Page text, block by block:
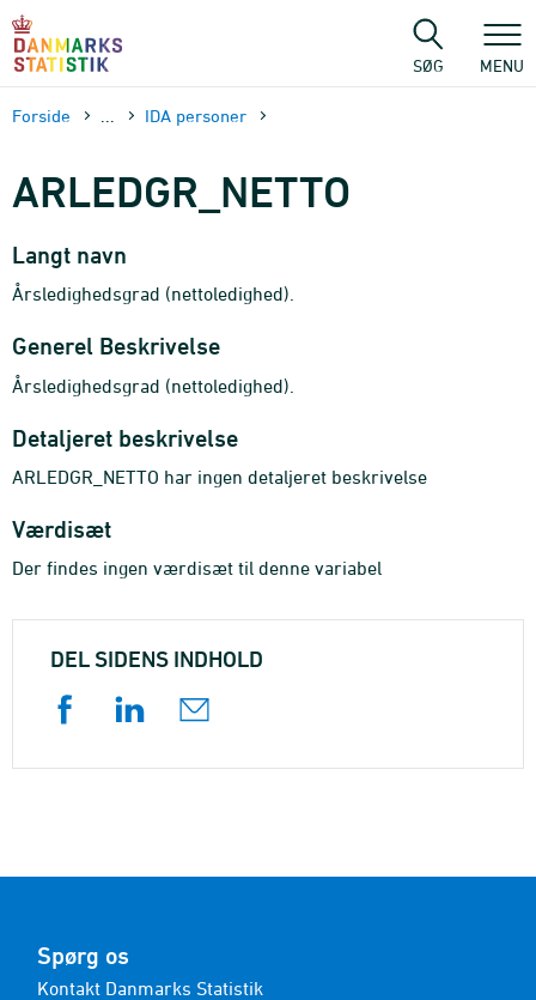
sidens
SØG MENU
Forside IDA personer
ARLEDGR_NETTO
Langt navn
Årsledighedsgrad (nettoledighed).
Generel Beskrivelse
Årsledighedsgrad (nettoledighed).
Detaljeret beskrivelse
ARLEDGR_NETTO har ingen detaljeret beskrivelse
Værdisæt
Der findes ingen værdisæt til denne variabel
DEL SIDENS INDHOLD
Spørg os
Kontakt Danmarks Statistik